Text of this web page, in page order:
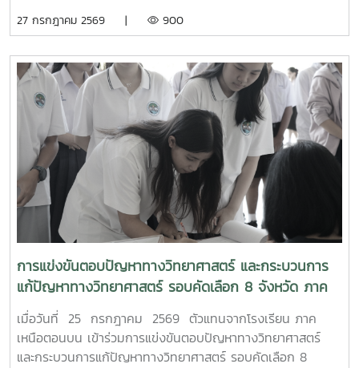
27 กรกฎาคม 2569 | 900
การแข่งขันตอบปัญหาทางวิทยาศาสตร์ และกระบวนการ
แก้ปัญหาทางวิทยาศาสตร์ รอบคัดเลือก 8 จังหวัด ภาค
เหนือตอนบน
เมื่อวันที่ 25 กรกฎาคม 2569 ตัวแทนจากโรงเรียน ภาค
เหนือตอนบน เข้าร่วมการแข่งขันตอบปัญหาทางวิทยาศาสตร์
และกระบวนการแก้ปัญหาทางวิทยาศาสตร์ รอบคัดเลือก 8